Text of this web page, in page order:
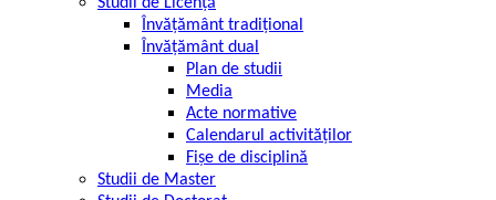
Învățământ tradițional
Învățământ dual
Plan de studii
Media
Acte normative
Calendarul activităților
Fișe de disciplină
Studii de Master